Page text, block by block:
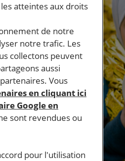
atteintes aux droits
de notre
notre trafic. Les
collectons peuvent
aussi
Vous
en cliquant ici
Google en
sont revendues ou
pour l'utilisation